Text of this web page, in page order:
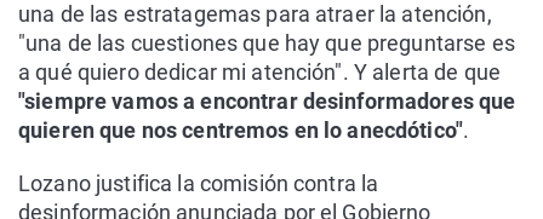
una de las estratagemas para atraer la atención,
"una de las cuestiones que hay que preguntarse es
a qué quiero dedicar mi atención". Y alerta de que
"siempre vamos a encontrar desinformadores que
quieren que nos centremos en lo anecdótico".
Lozano justifica la comisión contra la
desinformación anunciada por el Gobierno